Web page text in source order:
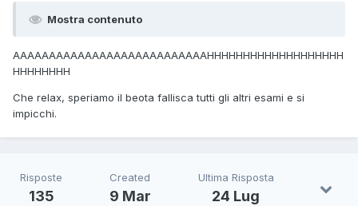
Mostra contenuto
AAAAAAAAAAAAAAAAAAAAAAAAAAAHHHHHHHHHHHHHHHHHHH
HHHHHHHH
Che relax, speriamo il beota fallisca tutti gli altri esami e si
impicchi.
Risposte
135
Created
9 Mar
Ultima Risposta
24 Lug